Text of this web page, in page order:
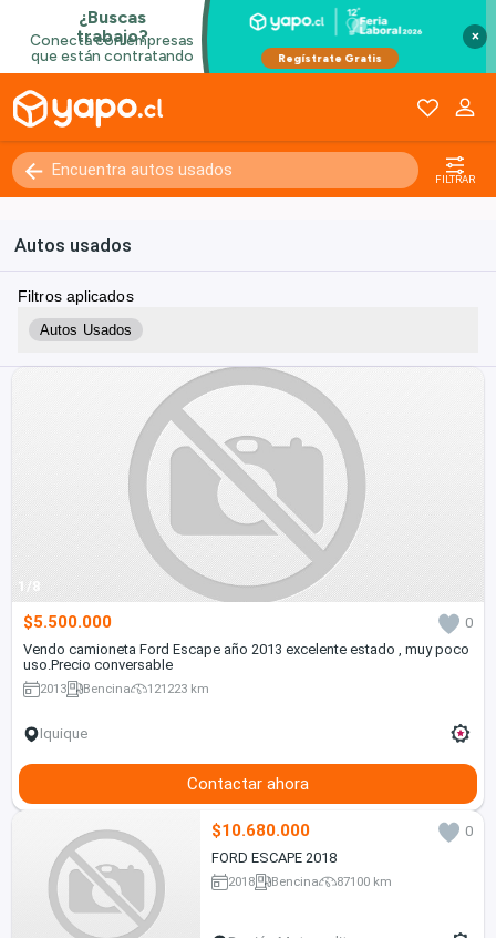
×
FILTRAR
Autos usados
Filtros aplicados
Autos Usados
1/8
$5.500.000
0
Vendo camioneta Ford Escape año 2013 excelente estado , muy poco
uso.Precio conversable
2013 Bencina 121223 km
Iquique
Contactar ahora
$10.680.000
0
FORD ESCAPE 2018
2018 Bencina 87100 km